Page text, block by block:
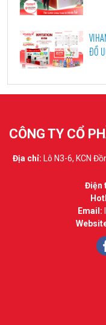
ĐỒ
CÔNG TY CỔ
Địa chỉ: Lô N3-6, KCN
Điện
Email: